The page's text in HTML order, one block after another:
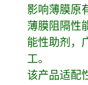
影响薄膜原
薄膜阻隔性
能性助剂，
工。
该产品适配